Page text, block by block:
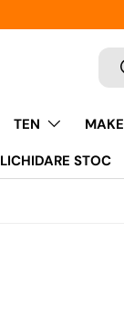
TEN
LICHIDARE STOC